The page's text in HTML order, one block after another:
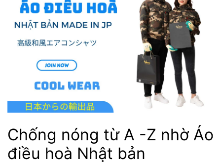
Chống nóng từ A -Z nhờ Áo
điều hoà Nhật bản